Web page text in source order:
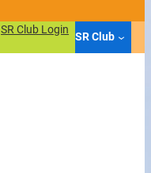
SR Club Login
SR Club